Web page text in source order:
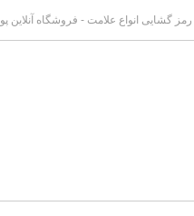
رمز گشایی انواع علامت - فروشگاه آنلاین